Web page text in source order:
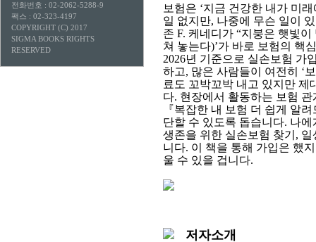
전화번호 : 02-2062-5288-9
팩스 : 02-323-4197
COPYRIGHT (C) 2017
SIGMA BOOKS RIGHTS
RESERVED
보험은 ‘지금 건강한 내가 미
일 없지만, 나중에 무슨 일이
존 F. 케네디가 “지붕은 햇빛
쳐 놓는다)’가 바로 보험의 핵
2026년 기준으로 실손보험 가
하고, 많은 사람들이 여전히 ‘
료도 꼬박꼬박 내고 있지만 제
다. 현장에서 활동하는 보험
『복잡한 내 보험 더 쉽게 알
단할 수 있도록 돕습니다. 나
생존을 위한 실손보험 찾기,
니다. 이 책을 통해 가입은 했
울 수 있을 겁니다.
저자소개